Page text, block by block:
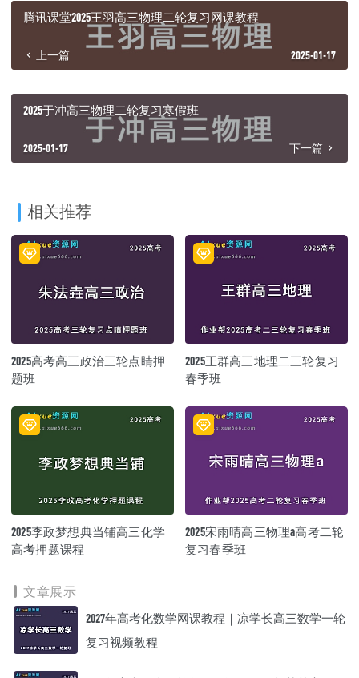
腾讯课堂2025王羽高三物理二轮复习网课教程
上一篇 2025-01-17
2025于冲高三物理二轮复习寒假班
2025-01-17 下一篇
相关推荐
2025高考高三政治三轮点睛押
题班
2025王群高三地理二三轮复习
春季班
2025李政梦想典当铺高三化学
高考押题课程
2025宋雨晴高三物理a高考二轮
复习春季班
文章展示
2027年高考化数学网课教程｜凉学长高三数学一轮
复习视频教程